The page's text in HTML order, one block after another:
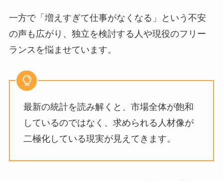
一方で「増えすぎて仕事がなくなる」という不安
の声も広がり、独立を検討する人や現役のフリー
ランスを悩ませています。
最新の統計を読み解くと、市場全体が飽和
しているのではなく、求められる人材像が
二極化している現実が見えてきます。